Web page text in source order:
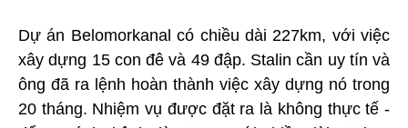
Dự án Belomorkanal có chiều dài 227km, với việc
xây dựng 15 con đê và 49 đập. Stalin cần uy tín và
ông đã ra lệnh hoàn thành việc xây dựng nó trong
20 tháng. Nhiệm vụ được đặt ra là không thực tế -